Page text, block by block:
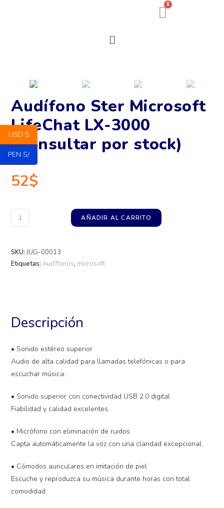
0
Audífono Ster Microsoft
LifeChat LX-3000
(Consultar por stock)
52$
AÑADIR AL CARRITO
SKU:JUG-00013
Etiquetas:Aud?fonos, microsoft
Descripción
• Sonido estéreo superior
Audio de alta calidad para llamadas telefónicas o para
escuchar música.
• Sonido superior con conectividad USB 2.0 digital
Fiabilidad y calidad excelentes.
• Micrófono con eliminación de ruidos
Capta automáticamente la voz con una claridad excepcional.
• Cómodos auriculares en imitación de piel
Escuche y reproduzca su música durante horas con total
comodidad.
USD $
PEN S/.